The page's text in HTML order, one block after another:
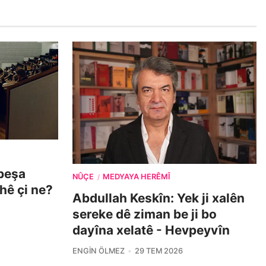
çi ne?
NÛÇE / MEDYAYA HERÊMÎ
Abdullah Keskîn: Yek ji xalên
sereke dê ziman be ji bo
dayîna xelatê - Hevpeyvîn
ENGIN ÖLMEZ 29 TEM 2026